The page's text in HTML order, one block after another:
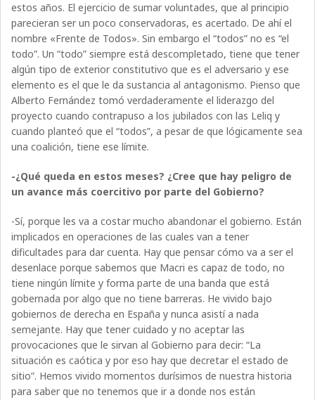
estos años. El ejercicio de sumar voluntades, que al principio
parecieran ser un poco conservadoras, es acertado. De ahí el
nombre «Frente de Todos». Sin embargo el “todos” no es “el
todo”. Un “todo” siempre está descompletado, tiene que tener
algún tipo de exterior constitutivo que es el adversario y ese
elemento es el que le da sustancia al antagonismo. Pienso que
Alberto Fernández tomó verdaderamente el liderazgo del
proyecto cuando contrapuso a los jubilados con las Leliq y
cuando planteó que el “todos”, a pesar de que lógicamente sea
una coalición, tiene ese límite.
-¿Qué queda en estos meses? ¿Cree que hay peligro de
un avance más coercitivo por parte del Gobierno?
-Sí, porque les va a costar mucho abandonar el gobierno. Están
implicados en operaciones de las cuales van a tener
dificultades para dar cuenta. Hay que pensar cómo va a ser el
desenlace porque sabemos que Macri es capaz de todo, no
tiene ningún límite y forma parte de una banda que está
gobernada por algo que no tiene barreras. He vivido bajo
gobiernos de derecha en España y nunca asistí a nada
semejante. Hay que tener cuidado y no aceptar las
provocaciones que le sirvan al Gobierno para decir: “La
situación es caótica y por eso hay que decretar el estado de
sitio”. Hemos vivido momentos durísimos de nuestra historia
para saber que no tenemos que ir a donde nos están